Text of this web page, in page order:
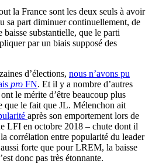
la France sont les deux seuls à avoir
sa part diminuer continuellement, de
substantielle, que le parti
par un biais supposé des
d’élections, nous n’avons pu
pro FN. Et il y a nombre d’autres
le mérite d’être beaucoup plus
que le fait que JL. Mélenchon ait
après son emportement lors de
LFI en octobre 2018 – chute dont il
corrélation entre popularité du leader
forte que pour LREM, la baisse
donc pas très étonnante.